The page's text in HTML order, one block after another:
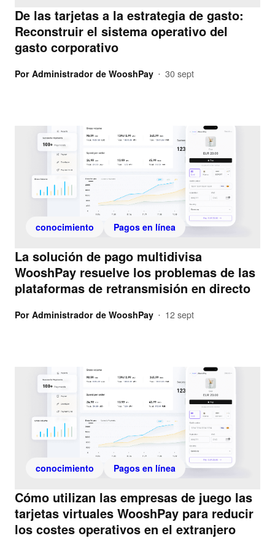
De las tarjetas a la estrategia de gasto:
Reconstruir el sistema operativo del
gasto corporativo
Por Administrador de WooshPay • 30 sept
conocimiento Pagos en línea
La solución de pago multidivisa
WooshPay resuelve los problemas de las
plataformas de retransmisión en directo
Por Administrador de WooshPay • 12 sept
conocimiento Pagos en línea
Cómo utilizan las empresas de juego las
tarjetas virtuales WooshPay para reducir
los costes operativos en el extranjero